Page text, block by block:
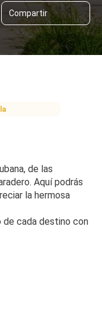
Compartir
de las
Aquí podrás
la hermosa
cada destino con